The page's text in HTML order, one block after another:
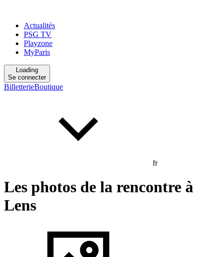
Actualités
PSG TV
Playzone
MyParis
Loading
Se connecter
BilletterieBoutique
fr
Les photos de la rencontre à
Lens